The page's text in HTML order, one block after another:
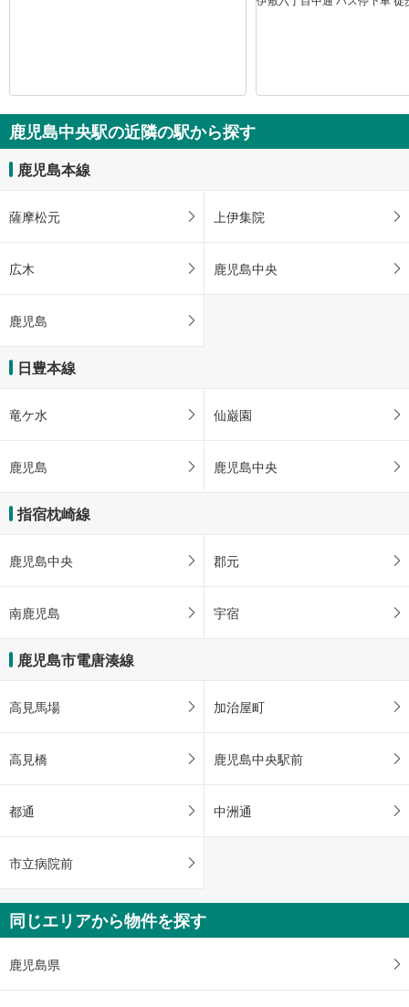
鹿児島中央駅の近隣の駅から探す
鹿児島本線
薩摩松元 上伊集院
広木 鹿児島中央
鹿児島
日豊本線
竜ケ水 仙巌園
鹿児島 鹿児島中央
指宿枕崎線
鹿児島中央 郡元
南鹿児島 宇宿
鹿児島市電唐湊線
高見馬場 加治屋町
高見橋 鹿児島中央駅前
都通 中洲通
市立病院前
同じエリアから物件を探す
鹿児島県